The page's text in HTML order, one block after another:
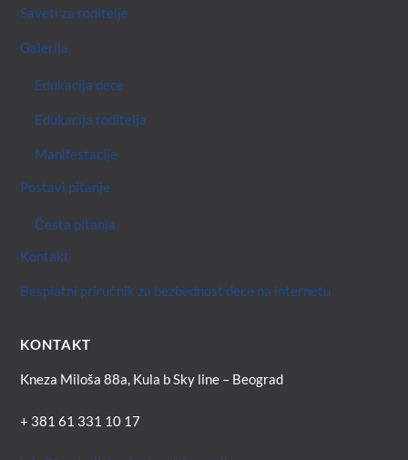
Saveti za roditelje
Galerija
Edukacija dece
Edukacija roditelja
Manifestacije
Postavi pitanje
Česta pitanja
Kontakt
Besplatni priručnik za bezbednost dece na internetu
KONTAKT
Kneza Miloša 88a, Kula b Sky line – Beograd
+ 381 61 331 10 17